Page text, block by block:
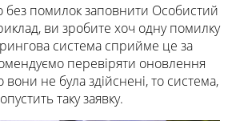
без помилок заповнити Особистий
ви зробите хоч одну помилку
система сприйме це за
перевіряти оновлення
не була здійснені, то система,
таку заявку.